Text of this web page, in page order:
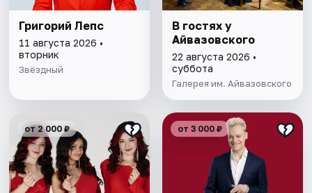
Григорий Лепс
11 августа 2026 •
вторник
Звёздный
В гостях у
Айвазовского
22 августа 2026 •
суббота
Галерея им. Айвазовского
от 2 000 ₽ от 3 000 ₽